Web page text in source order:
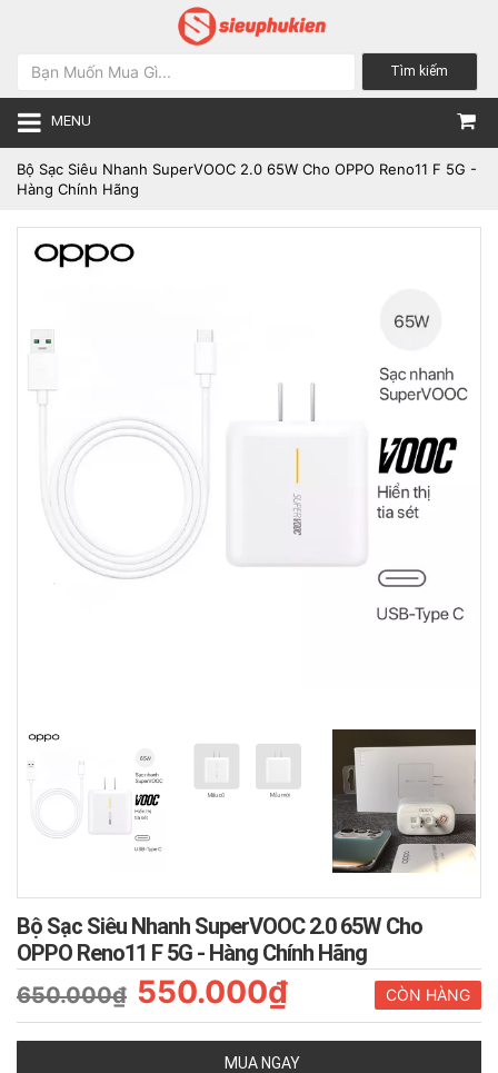
Tìm kiếm
MENU
Bộ Sạc Siêu Nhanh SuperVOOC 2.0 65W Cho OPPO Reno11 F 5G -
Hàng Chính Hãng
Bộ Sạc Siêu Nhanh SuperVOOC 2.0 65W Cho
OPPO Reno11 F 5G - Hàng Chính Hãng
CÒN HÀNG
650.000₫ 550.000₫
MUA NGAY